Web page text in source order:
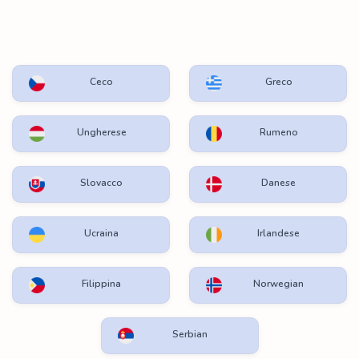
Ceco Greco
Ungherese Rumeno
Slovacco Danese
Ucraina Irlandese
Filippina Norwegian
Serbian